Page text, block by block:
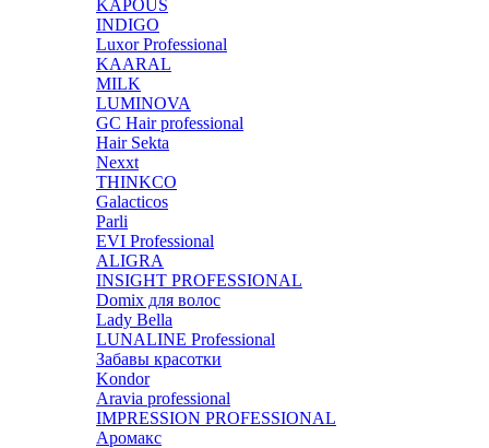
KAPOUS
INDIGO
Luxor Professional
KAARAL
MILK
LUMINOVA
GC Hair professional
Hair Sekta
Nexxt
THINKCO
Galacticos
Parli
EVI Professional
ALIGRA
INSIGHT PROFESSIONAL
Domix для волос
Lady Bella
LUNALINE Professional
Забавы красотки
Kondor
Aravia professional
IMPRESSION PROFESSIONAL
Аромакс